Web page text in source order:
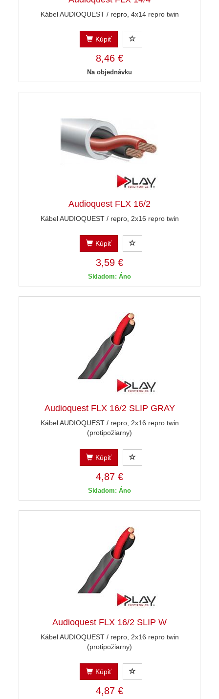
Kábel AUDIOQUEST / repro, 4x14 repro twin
Kúpiť
8,46 €
Na objednávku
Audioquest FLX 16/2
Kábel AUDIOQUEST / repro, 2x16 repro twin
Kúpiť
3,59 €
Skladom: Áno
Audioquest FLX 16/2 SLIP GRAY
Kábel AUDIOQUEST / repro, 2x16 repro twin
(protipožiarny)
Kúpiť
4,87 €
Skladom: Áno
Audioquest FLX 16/2 SLIP W
Kábel AUDIOQUEST / repro, 2x16 repro twin
(protipožiarny)
Kúpiť
4,87 €